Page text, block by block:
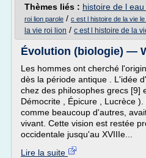
Thèmes liés : histoire de l
roi lion parole / c est l histoire de la vie
la vie roi lion / c est l histoire de la
Évolution (biologie) —
Les hommes ont cherché
dès la période antique . L'idée
chez des philosophes grecs [9]
Démocrite , Épicure , Lucrèce ).
comme beaucoup d'autres,
vivant. Cette vision est restée
occidentale jusqu'au XVIIIe...
Lire la suite